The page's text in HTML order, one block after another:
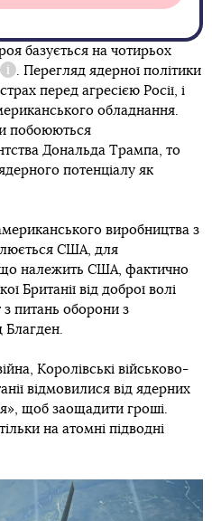
базується на чотирьох
Довідка
. Перегляд ядерної політики
перед агресією Росії, і
обладнання.
побоюються
Дональда Трампа, то
потенціалу як
виробництва з
США, для
що належить США, фактично
Британії від доброї волі
питань оборони з
Благден.
Королівські військово-
відмовилися від ядерних
щоб заощадити гроші.
на атомні підводні